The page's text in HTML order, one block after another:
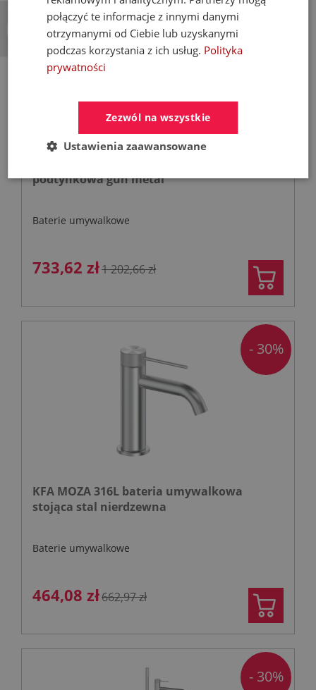
podtynkowa gun metal
Baterie umywalkowe
733,62 zł1 202,66 zł
KFA MOZA 316L bateria umywalkowa
stojąca stal nierdzewna
Baterie umywalkowe
464,08 zł662,97 zł
- 30%
- 30%
×
połączyć te informacje z innymi danymi
otrzymanymi od Ciebie lub uzyskanymi
podczas korzystania z ich usług. Polityka
prywatności
Zezwól na wszystkie
Ustawienia zaawansowane